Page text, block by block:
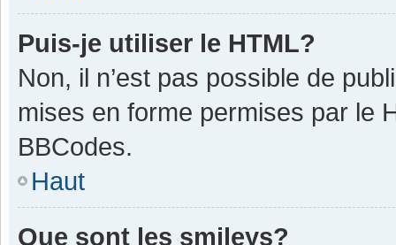
Puis-je utiliser le HTML?
Non, il n’est pas possible de
mises en forme permises par le
BBCodes.
Haut
Que sont les smileys?